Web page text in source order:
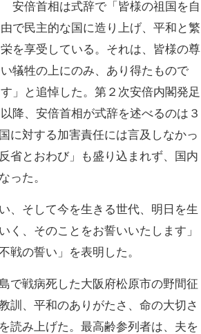
安倍首相は式辞で「皆様の祖国を自
由で民主的な国に造り上げ、平和と繁
栄を享受している。それは、皆様の尊
い犠牲の上にのみ、あり得たもので
す」と追悼した。第２次安倍内閣発足
以降、安倍首相が式辞を述べるのは３
に対する加害責任には言及しなかっ
省とおわび」も盛り込まれず、国内
った。
、そして今を生きる世代、明日を生
く、そのことをお誓いいたします」
戦の誓い」を表明した。
で戦病死した大阪府松原市の野間征
訓、平和のありがたさ、命の大切さ
読み上げた。最高齢参列者は、夫を